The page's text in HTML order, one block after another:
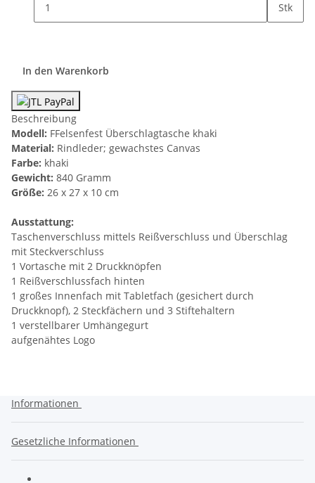
Stk
In den Warenkorb
Beschreibung
Modell: FFelsenfest Überschlagtasche khaki
Material: Rindleder; gewachstes Canvas
Farbe: khaki
Gewicht: 840 Gramm
Größe: 26 x 27 x 10 cm
Ausstattung:
Taschenverschluss mittels Reißverschluss und Überschlag
mit Steckverschluss
1 Vortasche mit 2 Druckknöpfen
1 Reißverschlussfach hinten
1 großes Innenfach mit Tabletfach (gesichert durch
Druckknopf), 2 Steckfächern und 3 Stiftehaltern
1 verstellbarer Umhängegurt
aufgenähtes Logo
Informationen
Gesetzliche Informationen